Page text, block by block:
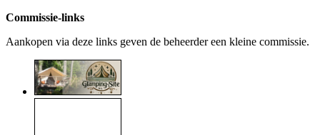
Commissie-links
Aankopen via deze links geven de beheerder een kleine commissie.